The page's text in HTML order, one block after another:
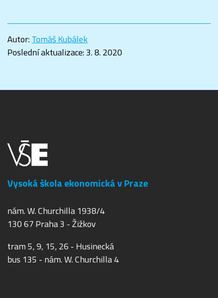
Autor:Tomáš Kubálek
Poslední aktualizace:3. 8. 2020
Vysoká škola ekonomická v Praze
nám. W. Churchilla 1938/4
130 67 Praha 3 - Žižkov
tram 5, 9, 15, 26 - Husinecká
bus 135 - nám. W. Churchilla 4